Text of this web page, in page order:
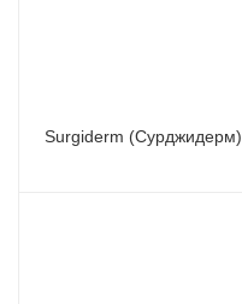
Surgiderm (Сурджидерм)